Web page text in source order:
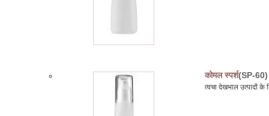
कोमल स्पर्श(SP-60)
त्वचा देखभाल उत्पादों के